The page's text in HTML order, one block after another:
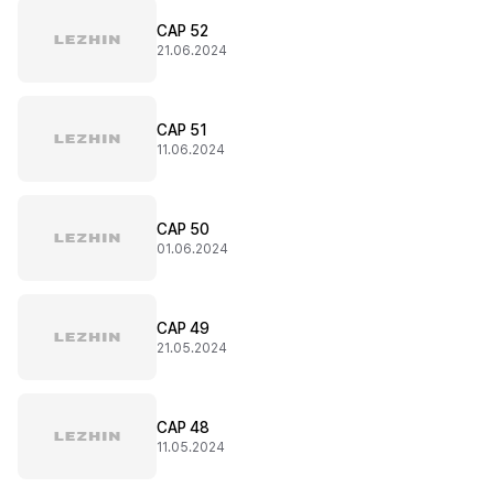
CAP 52
21.06.2024
CAP 51
11.06.2024
CAP 50
01.06.2024
CAP 49
21.05.2024
CAP 48
11.05.2024